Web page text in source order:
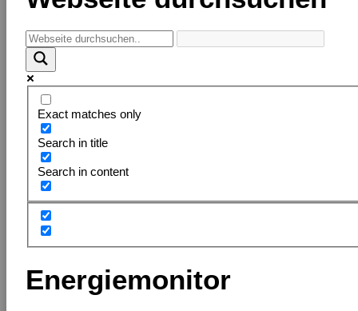
Exact matches only
Search in title
Search in content
Energiemonitor